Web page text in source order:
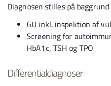
Diagnosen stilles på
GU inkl. inspektion af
Screening for
HbA1c, TSH og TPO
Differentialdiagnoser